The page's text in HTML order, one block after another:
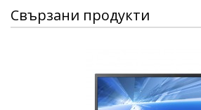
Свързани продукти